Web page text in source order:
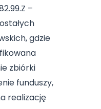
–
gdzie
zbiórki
funduszy,
realizację